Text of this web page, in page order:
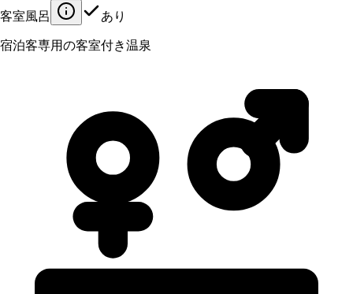
客室風呂 あり
宿泊客専用の客室付き温泉